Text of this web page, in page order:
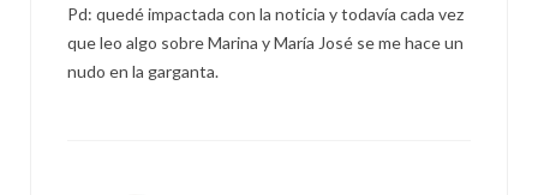
Pd: quedé impactada con la noticia y todavía cada vez
que leo algo sobre Marina y María José se me hace un
nudo en la garganta.